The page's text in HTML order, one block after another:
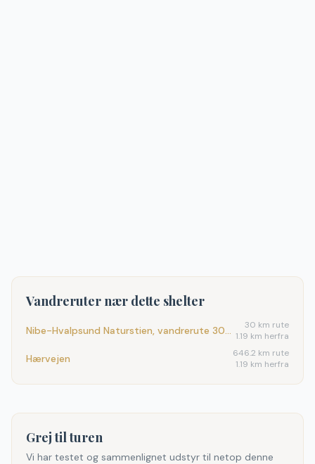
Vandreruter nær dette shelter
Nibe-Hvalpsund Naturstien, vandrerute 30km 30 km rute
1.19 km herfra
Hærvejen 646.2 km rute
1.19 km herfra
Grej til turen
Vi har testet og sammenlignet udstyr til netop denne